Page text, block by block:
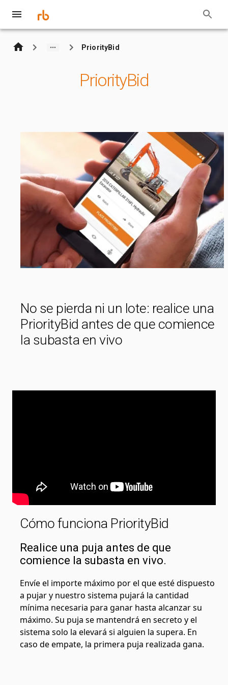
PriorityBid
PriorityBid
No se pierda ni un lote: realice una
PriorityBid antes de que comience
la subasta en vivo
Cómo funciona PriorityBid
Realice una puja antes de que
comience la subasta en vivo.
Envíe el importe máximo por el que esté dispuesto
a pujar y nuestro sistema pujará la cantidad
mínima necesaria para ganar hasta alcanzar su
máximo. Su puja se mantendrá en secreto y el
sistema solo la elevará si alguien la supera. En
caso de empate, la primera puja realizada gana.